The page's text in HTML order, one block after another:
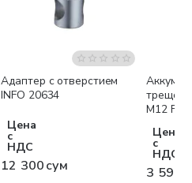
Адаптер с отверстием
INFO 20634
Цена
с
НДС
12 300 сум
M12
Цена
с
НДС
3 590